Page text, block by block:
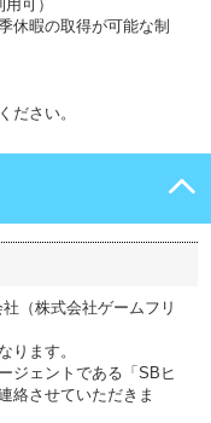
可）
休暇の取得が可能な制
ださい。
（株式会社ゲームフリ
ります。
ジェントである「SBヒ
絡させていただきま